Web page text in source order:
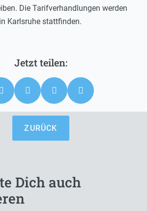
Die Tarifverhandlungen werden
Karlsruhe stattfinden.
ZURÜCK
Dich auch